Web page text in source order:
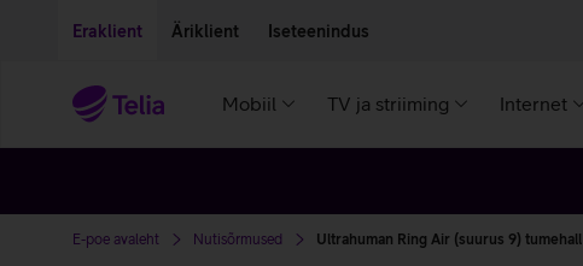
Eraklient Äriklient Iseteenindus
Mobiil TV ja striiming Internet
E-poe avaleht Nutisõrmused Ultrahuman Ring Air (suurus 9) tumehall